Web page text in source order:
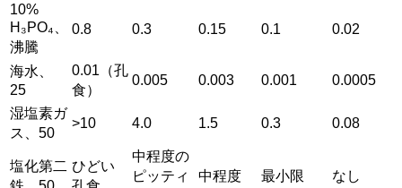
10%
H₃PO₄、
沸騰
0.8 0.3 0.15 0.1 0.02
海水、
25
0.01（孔
食）
0.005 0.003 0.001 0.0005
湿塩素ガ
ス、50
>10 4.0 1.5 0.3 0.08
塩化第二 ひどい
中程度の
ピッティ
中程度 最小限 なし